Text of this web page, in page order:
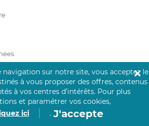
sur notre site, vous acceptez le
à vous proposer des offres, contenus
à vos centres d’intérêts. Pour plus
et paramétrer vos cookies,
ici
. J'accepte
✕